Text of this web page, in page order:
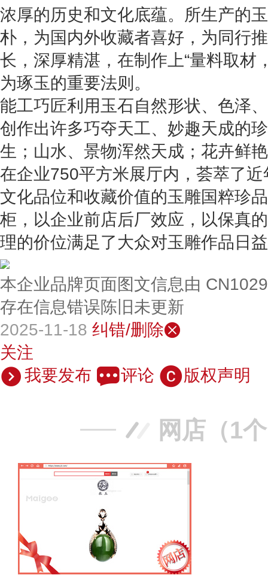
浓厚的历史和文化底蕴。所生产的
朴，为国内外收藏者喜好，为同行
长，深厚精湛，在制作上“量料取材
为琢玉的重要法则。
能工巧匠利用玉石自然形状、色泽
创作出许多巧夺天工、妙趣天成的
生；山水、景物浑然天成；花卉鲜
在企业750平方米展厅内，荟萃了
文化品位和收藏价值的玉雕国粹珍
柜，以企业前店后厂效应，以保真
理的价位满足了大众对玉雕作品日
本企业品牌页面图文信息由
存在信息错误陈旧未更新
2025-11-18 纠错/删除
关注
我要发布
评论 版权声明
网店（1